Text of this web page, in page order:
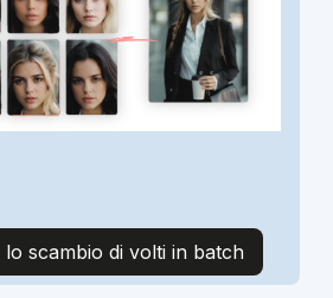
lo scambio di volti in batch